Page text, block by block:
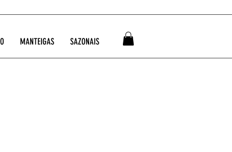
MANTEIGAS SAZONAIS